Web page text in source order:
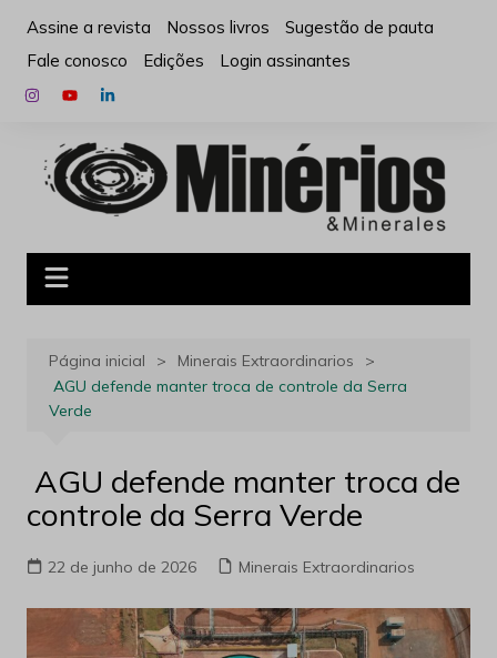
para
conteúdo
Assine a revista Nossos livros
Sugestão de pauta
Fale conosco
Edições Login assinantes
Página inicial
Minerais Extraordinarios
AGU defende manter troca de controle da Serra
Verde
AGU defende manter troca de
controle da Serra Verde
22 de junho de 2026 Minerais Extraordinarios